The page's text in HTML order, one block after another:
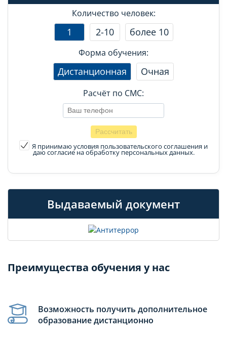
Количество человек:
1 2-10 более 10
Форма обучения:
Дистанционная Очная
Расчёт по СМС:
Я принимаю условия пользовательского соглашения и
даю согласие на обработку персональных данных.
Выдаваемый документ
Преимущества обучения у нас
Возможность получить дополнительное
образование дистанционно